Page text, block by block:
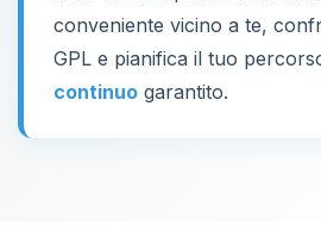
conveniente vicino a te,
GPL e pianifica il tuo
continuo garantito.